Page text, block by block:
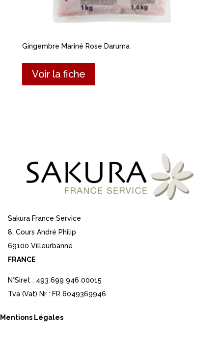
Gingembre Mariné Rose Daruma
Voir la fiche
Sakura France Service
8, Cours André Philip
69100 Villeurbanne
FRANCE
N°Siret : 493 699 946 00015
Tva (Vat) Nr : FR 6049369946
Mentions Légales